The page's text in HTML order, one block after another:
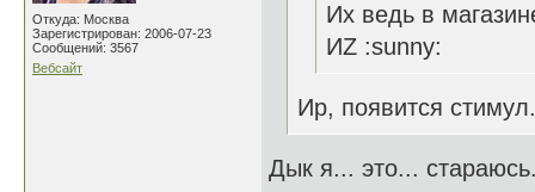
Откуда: Москва
Зарегистрирован: 2006-07-23
Сообщений: 3567
Вебсайт
Их ведь в
ИZ :sunny:
Ир, появится
Дык я... это...